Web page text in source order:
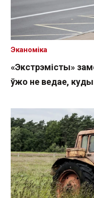
«Экстрэмісты»
ўжо не ведае, куды
Эканоміка